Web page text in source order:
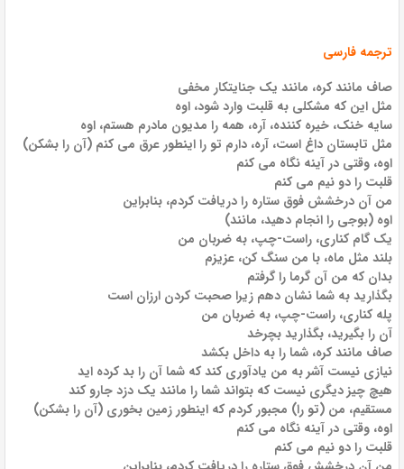
ترجمه فارسی
صاف مانند کره، مانند یک جنایتکار مخفی
مثل این که مشکلی به قلبت وارد شود، اوه
سایه خنک، خیره کننده، آره، همه را مدیون مادرم هستم، اوه
مثل تابستان داغ است، آره، دارم تو را اینطور عرق می کنم (آن را بشکن)
اوه، وقتی در آینه نگاه می کنم
قلبت را دو نیم می کنم
من آن درخشش فوق ستاره را دریافت کردم، بنابراین
اوه (بوجی را انجام دهید، مانند)
یک گام کناری، راست-چپ، به ضربان من
بلند مثل ماه، با من سنگ کن، عزیزم
بدان که من آن گرما را گرفتم
بگذارید به شما نشان دهم زیرا صحبت کردن ارزان است
پله کناری، راست-چپ، به ضربان من
آن را بگیرید، بگذارید بچرخد
صاف مانند کره، شما را به داخل بکشد
نیازی نیست آشر به من یادآوری کند که شما آن را بد کرده اید
هیچ چیز دیگری نیست که بتواند شما را مانند یک دزد جارو کند
مستقیم، من (تو را) مجبور کردم که اینطور زمین بخوری (آن را بشکن)
اوه، وقتی در آینه نگاه می کنم
قلبت را دو نیم می کنم